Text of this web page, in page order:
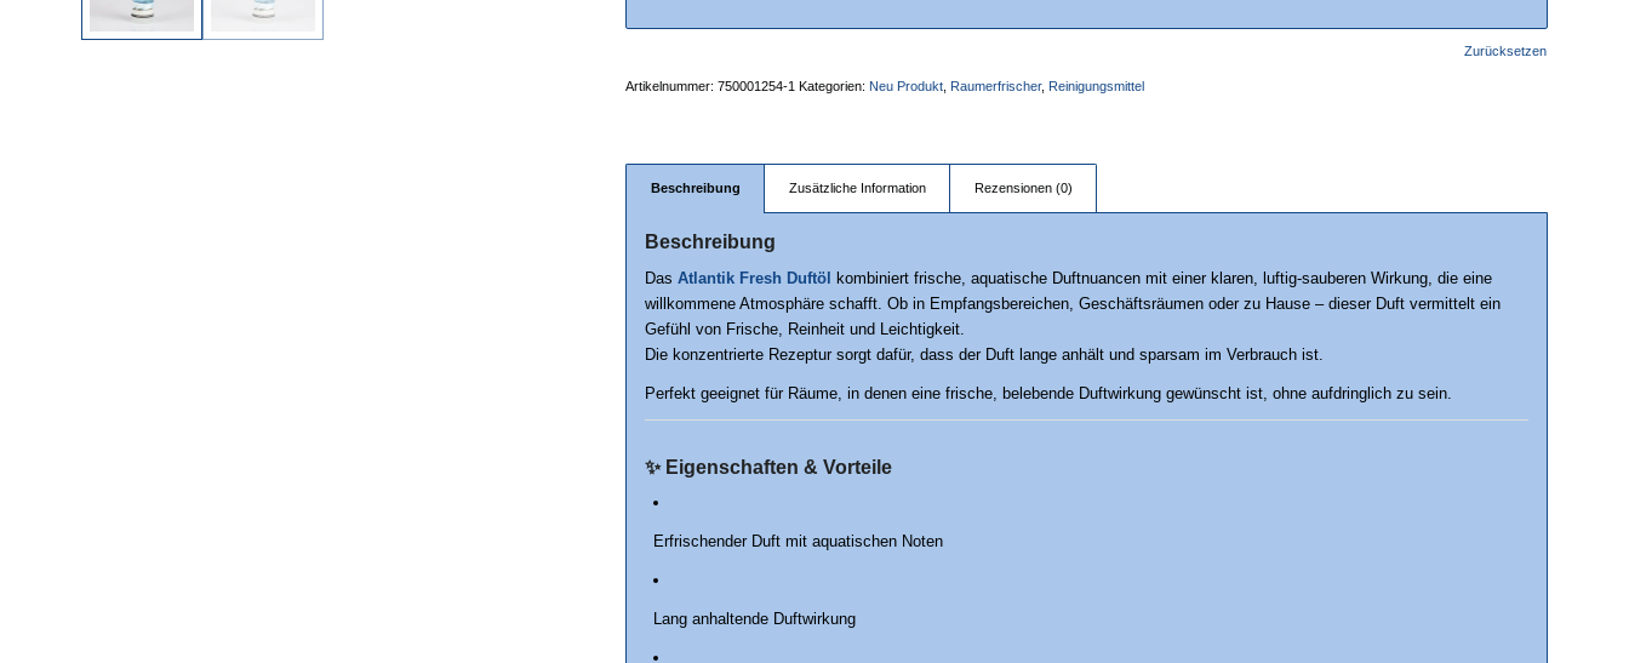
Zurücksetzen
Artikelnummer:750001254-1 Kategorien: Neu Produkt Raumerfrischer, Reinigungsmittel
Beschreibung Zusätzliche Information Rezensionen (0)
Beschreibung
DasAtlantik Fresh Duftöl
kombiniert frische, aquatische Duftnuancen mit einer klaren, luftig-sauberen Wirkung, die eine
willkommene Atmosphäre schafft. Ob in Empfangsbereichen, Geschäftsräumen oder zu Hause – dieser Duft vermittelt ein
Gefühl von Frische, Reinheit und Leichtigkeit.
Die konzentrierte Rezeptur sorgt dafür, dass der Duft lange anhält und sparsam im Verbrauch ist.
Perfekt geeignet für Räume, in denen eine frische, belebende Duftwirkung gewünscht ist, ohne aufdringlich zu sein.
✨ Eigenschaften & Vorteile
Erfrischender Duft mit aquatischen Noten
Lang anhaltende Duftwirkung